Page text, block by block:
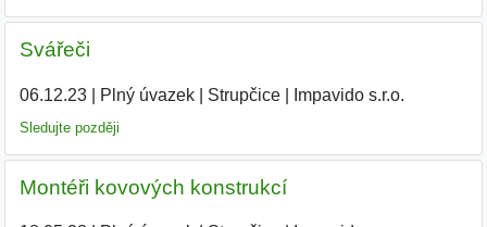
Svářeči
06.12.23| Plný úvazek| Strupčice| Impavido s.r.o.
Sledujte později
Montéři kovových konstrukcí